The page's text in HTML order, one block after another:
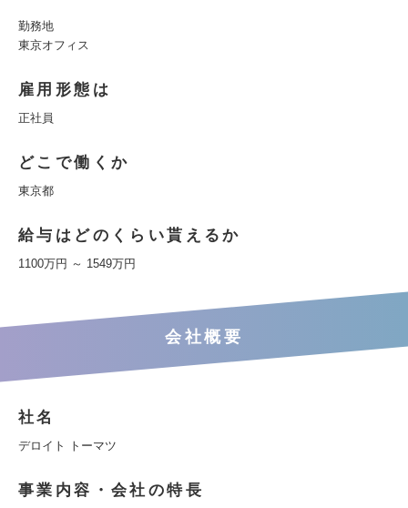
勤務地
東京オフィス
雇用形態は
正社員
どこで働くか
東京都
給与はどのくらい貰えるか
1100万円 ～ 1549万円
会社概要
社名
デロイト トーマツ
事業内容・会社の特長